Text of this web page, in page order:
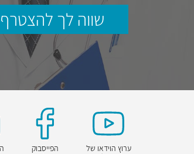
שווה לך
ערוץ הוידאו של
הפייסבוק